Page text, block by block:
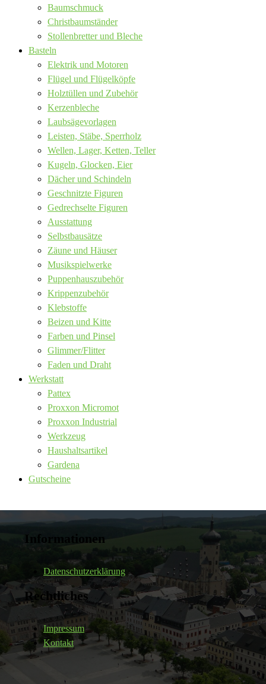
Baumschmuck
Christbaumständer
Stollenbretter und Bleche
Basteln
Elektrik und Motoren
Flügel und Flügelköpfe
Holztüllen und Zubehör
Kerzenbleche
Laubsägevorlagen
Leisten, Stäbe, Sperrholz
Wellen, Lager, Ketten, Teller
Kugeln, Glocken, Eier
Dächer und Schindeln
Geschnitzte Figuren
Gedrechselte Figuren
Ausstattung
Selbstbausätze
Zäune und Häuser
Musikspielwerke
Puppenhauszubehör
Krippenzubehör
Klebstoffe
Beizen und Kitte
Farben und Pinsel
Glimmer/Flitter
Faden und Draht
Werkstatt
Pattex
Proxxon Micromot
Proxxon Industrial
Werkzeug
Haushaltsartikel
Gardena
Gutscheine
Informationen
Datenschutzerklärung
Rechtliches
Impressum
Kontakt